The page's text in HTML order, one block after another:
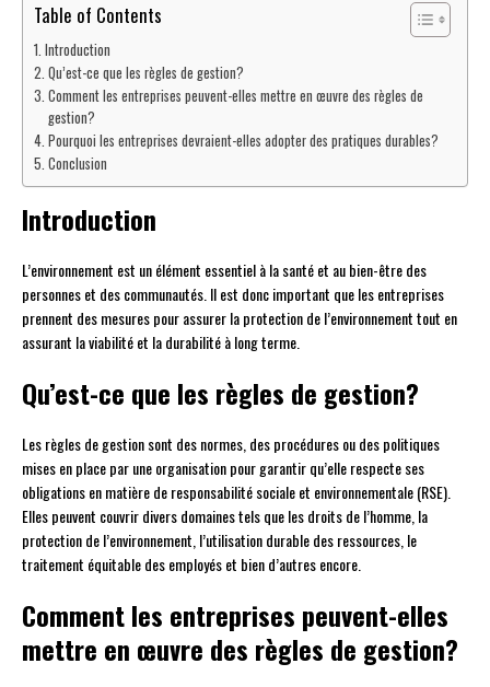
Table of Contents
Introduction
Qu’est-ce que les règles de gestion?
Comment les entreprises peuvent-elles mettre en œuvre des règles de
gestion?
Pourquoi les entreprises devraient-elles adopter des pratiques durables?
Conclusion
Introduction
L’environnement est un élément essentiel à la santé et au bien-être des
personnes et des communautés. Il est donc important que les entreprises
prennent des mesures pour assurer la protection de l’environnement tout en
assurant la viabilité et la durabilité à long terme.
Qu’est-ce que les règles de gestion?
Les règles de gestion sont des normes, des procédures ou des politiques
mises en place par une organisation pour garantir qu’elle respecte ses
obligations en matière de responsabilité sociale et environnementale (RSE).
Elles peuvent couvrir divers domaines tels que les droits de l’homme, la
protection de l’environnement, l’utilisation durable des ressources, le
traitement équitable des employés et bien d’autres encore.
Comment les entreprises peuvent-elles
mettre en œuvre des règles de gestion?